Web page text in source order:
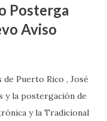
Posterga
Aviso
Puerto Rico , José
y la postergación de
y la Tradicional